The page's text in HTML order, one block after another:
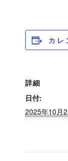
カレ
詳細
日付:
2025年10月